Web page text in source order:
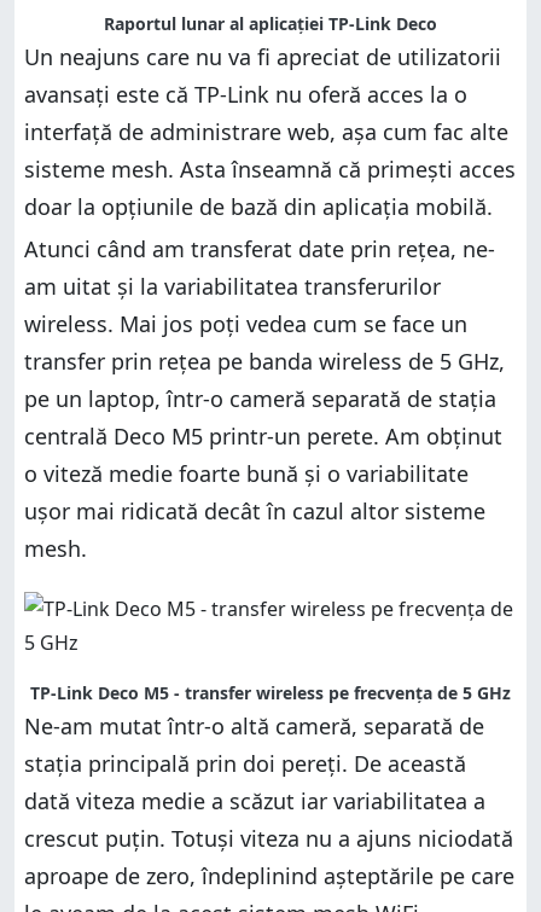
Raportul lunar al aplicației TP-Link Deco
Un neajuns care nu va fi apreciat de utilizatorii
avansați este că TP-Link nu oferă acces la o
interfață de administrare web, așa cum fac alte
sisteme mesh. Asta înseamnă că primești acces
doar la opțiunile de bază din aplicația mobilă.
Atunci când am transferat date prin rețea, ne-
am uitat și la variabilitatea transferurilor
wireless. Mai jos poți vedea cum se face un
transfer prin rețea pe banda wireless de 5 GHz,
pe un laptop, într-o cameră separată de stația
centrală Deco M5 printr-un perete. Am obținut
o viteză medie foarte bună și o variabilitate
ușor mai ridicată decât în cazul altor sisteme
mesh.
TP-Link Deco M5 - transfer wireless pe frecvența de 5 GHz
Ne-am mutat într-o altă cameră, separată de
stația principală prin doi pereți. De această
dată viteza medie a scăzut iar variabilitatea a
crescut puțin. Totuși viteza nu a ajuns niciodată
aproape de zero, îndeplinind așteptările pe care